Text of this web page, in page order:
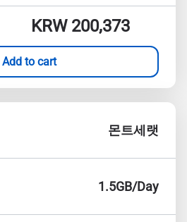
KRW 200,373
Add to cart
몬트세랫
1.5GB/Day